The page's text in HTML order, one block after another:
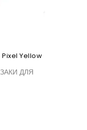
Pixel Yellow
ДЛЯ